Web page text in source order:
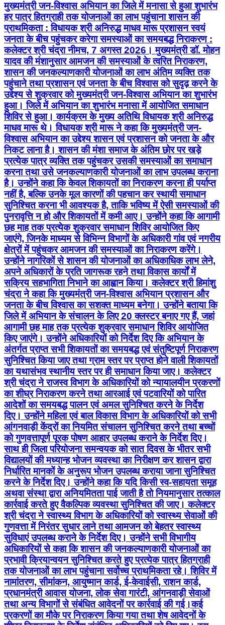
मुख्यमंत्री जन-विश्वास अभियान का जिले में मनासा से हुआ शुभारंभ
हर पात्र हितग्राही तक योजनाओं का लाभ पहुंचाना शासन की
प्राथमिकता : विधायक श्री अनिरुद्ध माधव मारू प्रशासन स्वयं
जनता के बीच पहुंचकर करेगा समस्याओं का समयबद्ध निराकरण :
कलेक्टर श्री चंद्रा नीमच, 7 अगस्त 2026। मुख्यमंत्री डॉ. मोहन
यादव की मंशानुसार आमजन की समस्याओं के त्वरित निराकरण,
शासन की जनकल्याणकारी योजनाओं का लाभ अंतिम व्यक्ति तक
पहुंचाने तथा प्रशासन एवं जनता के बीच विश्वास को सुदृढ़ करने के
उद्देश्य से शुक्रवार को मुख्यमंत्री जन-विश्वास अभियान का शुभारंभ
हुआ। जिले में अभियान का शुभारंभ मनासा में आयोजित समाधान
शिविर से हुआ। कार्यक्रम के मुख्य अतिथि विधायक श्री अनिरुद्ध
माधव मारू थे। विधायक श्री मारू ने कहा कि मुख्यमंत्री जन-
विश्वास अभियान का उद्देश्य शासन एवं प्रशासन को जनता के और
निकट लाना है। शासन की मंशा समाज के अंतिम छोर पर खड़े
प्रत्येक पात्र व्यक्ति तक पहुंचकर उसकी समस्याओं का समाधान
करना तथा उसे जनकल्याणकारी योजनाओं का लाभ उपलब्ध कराना
है। उन्होंने कहा कि केवल शिकायतों का निराकरण करना ही पर्याप्त
नहीं है, बल्कि उनके मूल कारणों की पहचान कर स्थायी समाधान
सुनिश्चित करना भी आवश्यक है, ताकि भविष्य में ऐसी समस्याओं की
पुनरावृत्ति न हो और शिकायतों में कमी आए। उन्होंने कहा कि आगामी
छह माह तक प्रत्येक शुक्रवार समाधान शिविर आयोजित किए
जाएंगे, जिनके माध्यम से विभिन्न विभागों के अधिकारी गांव एवं नगरीय
क्षेत्रों में पहुंचकर आमजन की समस्याओं का निराकरण करेंगे।
उन्होंने नागरिकों से शासन की योजनाओं का अधिकाधिक लाभ लेने,
अपने अधिकारों के प्रति जागरूक रहने तथा विकास कार्यों में
सक्रिय सहभागिता निभाने का आह्वान किया। कलेक्टर श्री हिमांशु
चंद्रा ने कहा कि मुख्यमंत्री जन-विश्वास अभियान प्रशासन और
जनता के बीच विश्वास का सशक्त माध्यम बनेगा। उन्होंने बताया कि
जिले में अभियान के संचालन के लिए 20 क्लस्टर बनाए गए हैं, जहां
आगामी छह माह तक प्रत्येक शुक्रवार समाधान शिविर आयोजित
किए जाएंगे। उन्होंने अधिकारियों को निर्देश दिए कि अभियान के
अंतर्गत प्राप्त सभी शिकायतों का समयबद्ध एवं संतुष्टिपूर्ण निराकरण
सुनिश्चित किया जाए तथा ग्राम स्तर पर प्राप्त होने वाली शिकायतों
का यथासंभव स्थानीय स्तर पर ही समाधान किया जाए। कलेक्टर
श्री चंद्रा ने राजस्व विभाग के अधिकारियों को न्यायालयीन प्रकरणों
का शीघ्र निराकरण करने तथा आरआई एवं पटवारियों को पारित
आदेशों का समयबद्ध पालन एवं अमल सुनिश्चित करने के निर्देश
दिए। उन्होंने महिला एवं बाल विकास विभाग के अधिकारियों को सभी
आंगनवाड़ी केंद्रों का नियमित संचालन सुनिश्चित करने तथा बच्चों
को गुणवत्तापूर्ण पूरक पोषण आहार उपलब्ध कराने के निर्देश दिए।
साथ ही जिला परियोजना समन्वयक को सात दिवस के भीतर सभी
विद्यालयों की मध्यान्ह भोजन व्यवस्था का निरीक्षण कर शासन द्वारा
निर्धारित मानकों के अनुरूप भोजन उपलब्ध कराया जाना सुनिश्चित
करने के निर्देश दिए। उन्होंने कहा कि यदि किसी स्व-सहायता समूह
अथवा संस्था द्वारा अनियमितता पाई जाती है तो नियमानुसार तत्काल
कार्रवाई करते हुए वैकल्पिक व्यवस्था सुनिश्चित की जाए। कलेक्टर
श्री चंद्रा ने स्वास्थ्य विभाग के अधिकारियों को स्वास्थ्य सेवाओं की
गुणवत्ता में निरंतर सुधार लाने तथा आमजन को बेहतर स्वास्थ्य
सुविधाएं उपलब्ध कराने के निर्देश दिए। उन्होंने सभी विभागीय
अधिकारियों से कहा कि शासन की जनकल्याणकारी योजनाओं का
प्रभावी क्रियान्वयन सुनिश्चित करते हुए प्रत्येक पात्र हितग्राही
तक योजनाओं का लाभ पहुंचाना सर्वोच्च प्राथमिकता रहे। शिविर में
नामांतरण, सीमांकन, आयुष्मान कार्ड, ई-केवाईसी, राशन कार्ड,
प्रधानमंत्री आवास योजना, लोक सेवा गारंटी, आंगनवाड़ी सेवाओं
तथा अन्य विभागों से संबंधित आवेदनों पर कार्रवाई की गई।कई
प्रकरणों का मौके पर निराकरण किया गया तथा शेष आवेदनों के